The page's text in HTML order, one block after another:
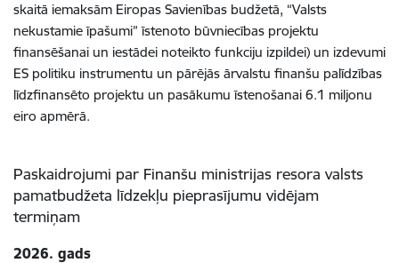
skaitā iemaksām Eiropas Savienības budžetā, “Valsts
nekustamie īpašumi” īstenoto būvniecības projektu
finansēšanai un iestādei noteikto funkciju izpildei) un izdevumi
ES politiku instrumentu un pārējās ārvalstu finanšu palīdzības
līdzfinansēto projektu un pasākumu īstenošanai 6.1 miljonu
eiro apmērā.
Paskaidrojumi par Finanšu ministrijas resora valsts
pamatbudžeta līdzekļu pieprasījumu vidējam
termiņam
2026. gads